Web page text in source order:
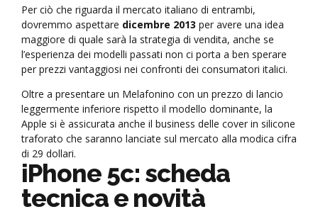
Per ciò che riguarda il mercato italiano di entrambi,
dovremmo aspettare dicembre 2013 per avere una idea
maggiore di quale sarà la strategia di vendita, anche se
l’esperienza dei modelli passati non ci porta a ben sperare
per prezzi vantaggiosi nei confronti dei consumatori italici.
Oltre a presentare un Melafonino con un prezzo di lancio
leggermente inferiore rispetto il modello dominante, la
Apple si è assicurata anche il business delle cover in silicone
traforato che saranno lanciate sul mercato alla modica cifra
di 29 dollari.
iPhone 5c: scheda
tecnica e novità